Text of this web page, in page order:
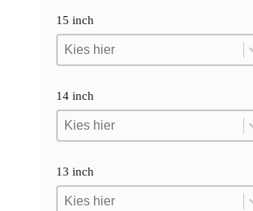
15 inch
15 inch
15 inch
15 inch
14 inch
14 inch
14 inch
14 inch
13 inch
13 inch
13 inch
13 inch